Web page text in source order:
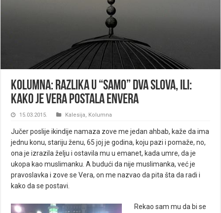
Kolumna: Razlika u “samo” dva slova, ili:
kako je Vera postala Envera
15.03.2015. Kalesija, Kolumna
Jučer poslije ikindije namaza zove me jedan ahbab, kaže da ima
jednu konu, stariju ženu, 65 joj je godina, koju pazi i pomaže, no,
ona je izrazila želju i ostavila mu u emanet, kada umre, da je
ukopa kao muslimanku. A budući da nije muslimanka, već je
pravoslavka i zove se Vera, on me nazvao da pita šta da radi i
kako da se postavi.
Rekao sam mu da bi se